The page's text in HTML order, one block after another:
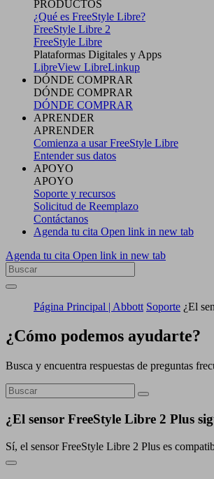
PRODUCTOS
¿Qué es FreeStyle Libre?
FreeStyle Libre 2
FreeStyle Libre
Plataformas Digitales y Apps
LibreView LibreLinkup
DÓNDE COMPRAR
DÓNDE COMPRAR
DÓNDE COMPRAR
APRENDER
APRENDER
Comienza a usar FreeStyle Libre
Entender sus datos
APOYO
APOYO
Soporte y recursos
Solicitud de Reemplazo
Contáctanos
Agenda tu cita Open link in new tab
Agenda tu cita Open link in new tab
Página Principal | Abbott Soporte ¿El
¿Cómo podemos ayudarte?
Busca y encuentra respuestas de preguntas
¿El sensor FreeStyle Libre 2 Plus
Sí, el sensor FreeStyle Libre 2 Plus es